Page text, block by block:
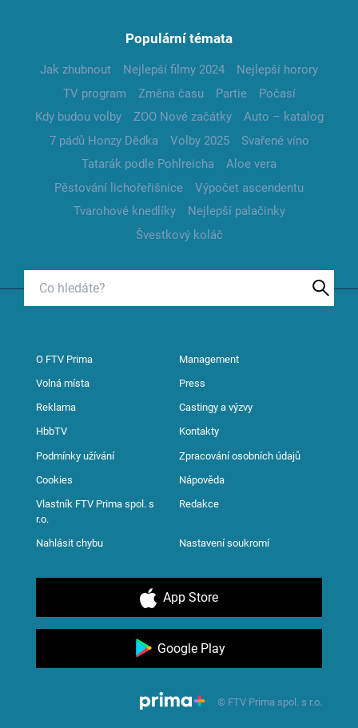
Populární témata
Jak zhubnout Nejlepší filmy 2024
Nejlepší horory
TV program
Změna času Partie
Počasí
Kdy budou volby
ZOO Nové začátky
Auto – katalog
7 pádů Honzy Dědka
Volby 2025
Svařené víno
Tatarák podle Pohlreicha
Aloe vera
Pěstování lichořeřišnice
Výpočet ascendentu
Tvarohové knedlíky
Nejlepší palačinky
Švestkový koláč
O FTV Prima Management
Volná místa Press
Reklama Castingy a výzvy
HbbTV Kontakty
Podmínky užívání Zpracování osobních údajů
Cookies Nápověda
Vlastník FTV Prima spol. s
r.o.
Redakce
Nahlásit chybu Nastavení soukromí
App Store
Google Play
© FTV Prima spol. s r.o.